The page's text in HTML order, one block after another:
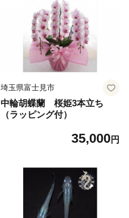
埼玉県富士見市
中輪胡蝶蘭 桜姫3本立ち
（ラッピング付）
35,000円